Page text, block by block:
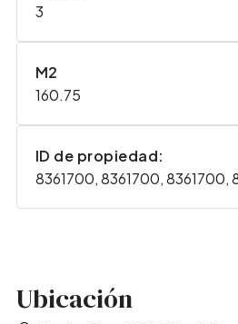
3
M2
160.75
ID de propiedad:
8361700, 8361700, 8361700,
Ubicación